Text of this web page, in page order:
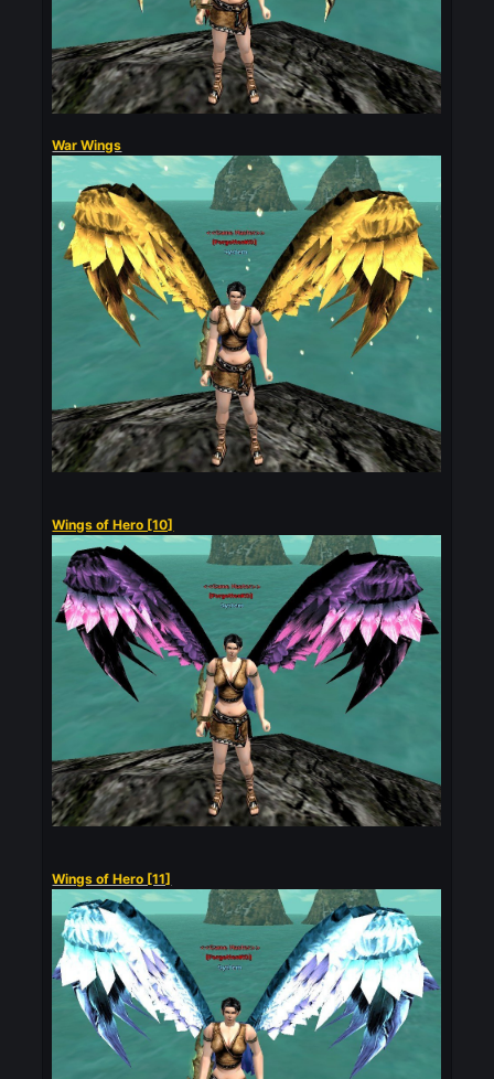
Rai
Posted February 22
Kanat Sistemi
Tüm kanatların istatistikleri aynıdır; tek fark görsel
görünümleridir.
Beğendiğiniz tasarımı seçebilirsiniz.
Wings Stats ( Bonuslar )
HP: +300
MP:+150
🛡️ Defense:+25
⚔️ Damage:+1% Increase
📸 Available Wing Designs:
Wings of Red Dragon
Wings of Golden Dragon